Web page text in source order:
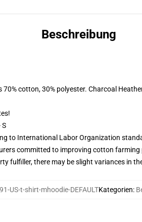
Beschreibung
cotton, 30% polyester. Charcoal
S
to International Labor Organization
committed to improving cotton
fulfiller, there may be slight variances in
US-t-shirt-mhoodie-DEFAULTKategorien: